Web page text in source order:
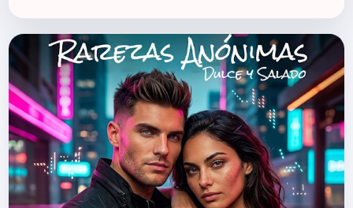
de intenso trabajo creativo en Madrid
junto a productores de la talla de
Carlos Almazán, Dabruk y Moisés
Herrera . Este lanzamiento forma
parte de su próximo EP "Sesenta y
Tres", que verá la luz a finales de